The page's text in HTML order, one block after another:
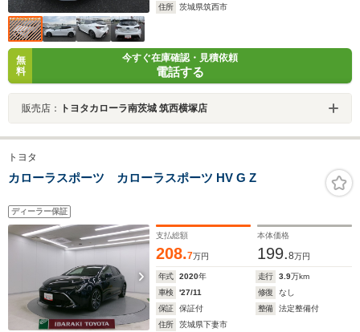
住所
茨城県筑西市
無
料
今すぐ在庫確認・見積依頼
電話する
販売店： トヨタカローラ南茨城 筑西横塚店
トヨタ
カローラスポーツ カローラスポーツ HV G Z
ディーラー保証
支払総額
208.7万円
本体価格
199.8万円
年式 2020年 走行 3.9万km
車検
'27/11 修復
なし
保証
保証付 整備
法定整備付
住所
茨城県下妻市